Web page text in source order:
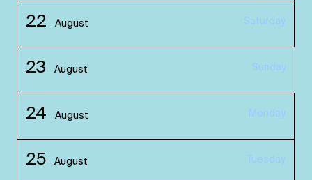
22 August Saturday
23 August Sunday
24 August Monday
25 August Tuesday